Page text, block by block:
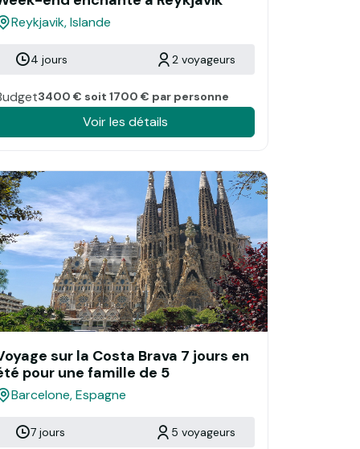
Reykjavik, Islande
4 jours 2 voyageurs
3400 € soit 1700 € par personne
Voir les détails
sur la Costa Brava 7 jours en
pour une famille de 5
Barcelone, Espagne
7 jours 5 voyageurs